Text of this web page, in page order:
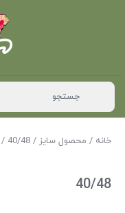
خانه / محصول سایز / 40/48
/
40/48